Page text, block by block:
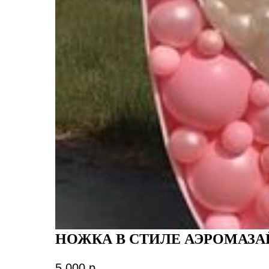
НОЖКА В СТИЛЕ